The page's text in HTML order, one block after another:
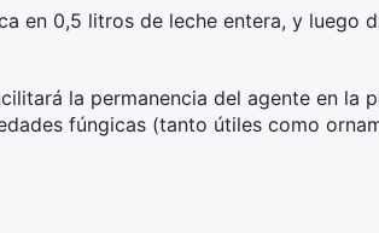
en 0,5 litros de leche entera, y luego
la permanencia del agente en la
fúngicas (tanto útiles como